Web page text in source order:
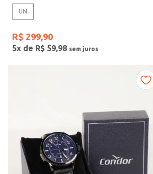
UN
R$ 299,90
5x de R$ 59,98